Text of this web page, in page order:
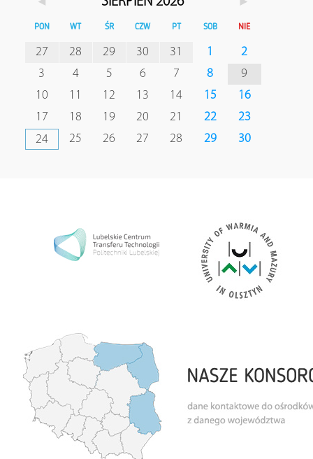
PON WT ŚR CZW PT SOB NIE
27 28 29 30 31 1
2
3
4 5 6 7 8
9
10
11 12 13 14 15
16
17
18 19 20 21 22
23
24
25 26 27 28 29 30